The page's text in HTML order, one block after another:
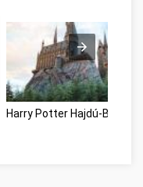
Harry Potter Hajdú-Bihar